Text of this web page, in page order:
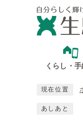
くらし・手
現在位置
あしあと